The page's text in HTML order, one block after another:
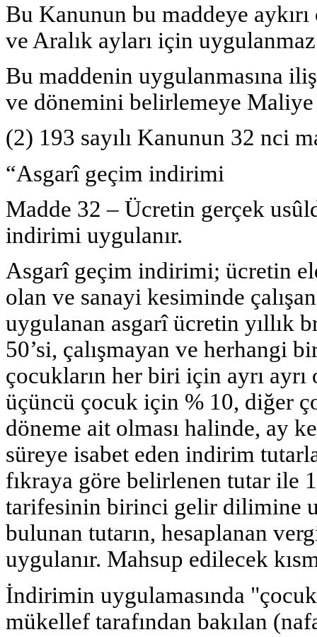
Bu Kanunun bu maddeye
ve Aralık ayları için
Bu maddenin uygulanmasına
ve dönemini belirlemeye
(2) 193 sayılı Kanunun 32 nci
“Asgarî geçim indirimi
Madde 32 – Ücretin gerçek
indirimi uygulanır.
Asgarî geçim indirimi; ücretin
olan ve sanayi kesiminde
uygulanan asgarî ücretin yıllık
50’si, çalışmayan ve herhangi
çocukların her biri için ayrı
üçüncü çocuk için % 10, diğer
döneme ait olması halinde, ay
süreye isabet eden indirim
fıkraya göre belirlenen tutar ile
tarifesinin birinci gelir dilimine
bulunan tutarın, hesaplanan
uygulanır. Mahsup edilecek
İndirimin uygulamasında
mükellef tarafından bakılan